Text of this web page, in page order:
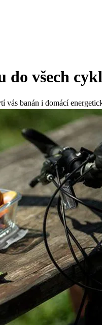
do všech
vás banán i domácí